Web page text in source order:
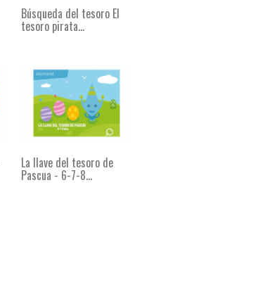
Búsqueda del tesoro El
tesoro pirata...
La llave del tesoro de
Pascua - 6-7-8...